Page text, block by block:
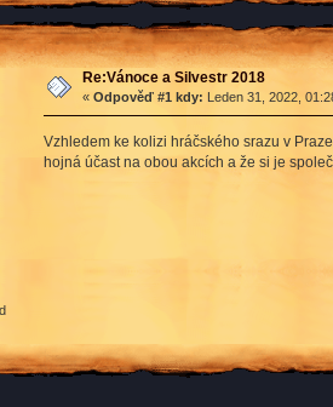
Re:Vánoce a Silvestr 2018
« Odpověď #1 kdy: Leden 31, 2022,
Vzhledem ke kolizi hráčského srazu v
hojná účast na obou akcích a že si je